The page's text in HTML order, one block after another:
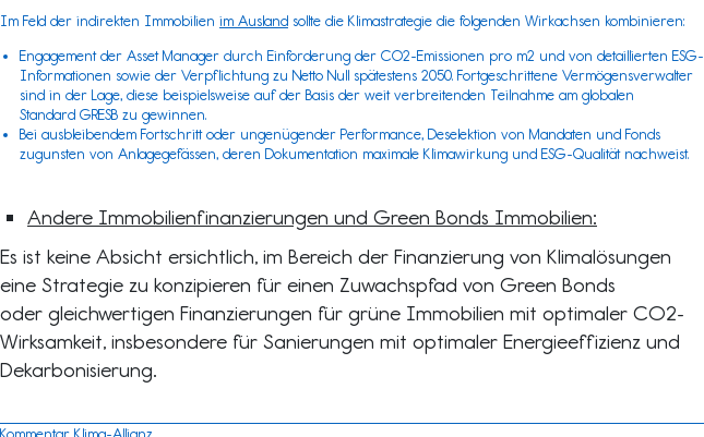
Im Feld der indirekten Immobilien im Ausland sollte die Klimastrategie die folgenden Wirkachsen kombinieren:
Engagement der Asset Manager durch Einforderung der CO2-Emissionen pro m2 und von detaillierten ESG-
Informationen sowie der Verpflichtung zu Netto Null spätestens 2050. Fortgeschrittene Vermögensverwalter
sind in der Lage, diese beispielsweise auf der Basis der weit verbreitenden Teilnahme am globalen
Standard GRESBzu gewinnen.
Bei ausbleibendem Fortschritt oder ungenügender Performance, Deselektion von Mandaten und Fonds
zugunsten von Anlagegefässen, deren Dokumentation maximale Klimawirkung und ESG-Qualität nachweist.
Andere Immobilienfinanzierungen und Green Bonds Immobilien:
Es ist keine Absicht ersichtlich, im Bereich der Finanzierung von Klimalösungen
eine Strategie zu konzipieren für einen Zuwachspfad von Green Bonds
oder gleichwertigen Finanzierungen für grüne Immobilien mit optimaler CO2-
Wirksamkeit, insbesondere für Sanierungen mit optimaler Energieeffizienz und
Dekarbonisierung.